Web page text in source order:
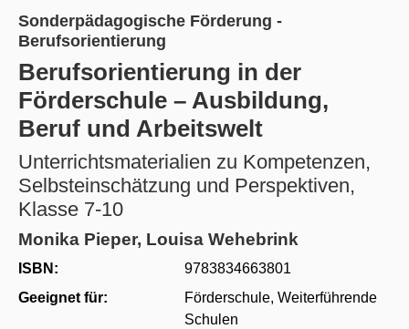
Sonderpädagogische Förderung -
Berufsorientierung
Berufsorientierung in der
Förderschule – Ausbildung,
Beruf und Arbeitswelt
Unterrichtsmaterialien zu Kompetenzen,
Selbsteinschätzung und Perspektiven,​
Klasse 7-10
Monika Pieper, Louisa Wehebrink
ISBN:
9783834663801
Geeignet für:
Förderschule, Weiterführende
Schulen